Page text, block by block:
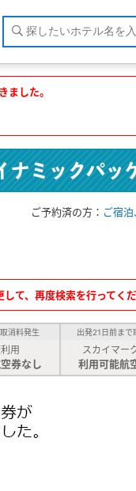
ました。
ご予約済の方： ご宿
て、再度検索を行ってくだ
消料発生
用
券なし
出発21日前まで
スカイマー
利用可能航